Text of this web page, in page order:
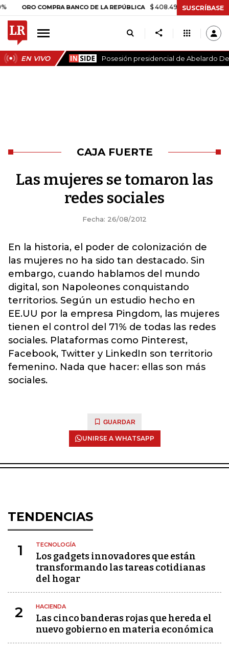
ORO COMPRA BANCO DE LA REPÚBLICA $ 408.498,97 +$ 8.753,81
SUSCRÍBASE
EN VIVO Posesión presidencial de Abelardo
CAJA FUERTE
Las mujeres se tomaron las
redes sociales
Fecha: 26/08/2012
En la historia, el poder de colonización de
las mujeres no ha sido tan destacado. Sin
embargo, cuando hablamos del mundo
digital, son Napoleones conquistando
territorios. Según un estudio hecho en
EE.UU por la empresa Pingdom, las mujeres
tienen el control del 71% de todas las redes
sociales. Plataformas como Pinterest,
Facebook, Twitter y LinkedIn son territorio
femenino. Nada que hacer: ellas son más
sociales.
GUARDAR
UNIRSE A WHATSAPP
TENDENCIAS
1 TECNOLOGÍA
Los gadgets innovadores que están
transformando las tareas cotidianas
del hogar
2 HACIENDA
Las cinco banderas rojas que hereda el
nuevo gobierno en materia económica